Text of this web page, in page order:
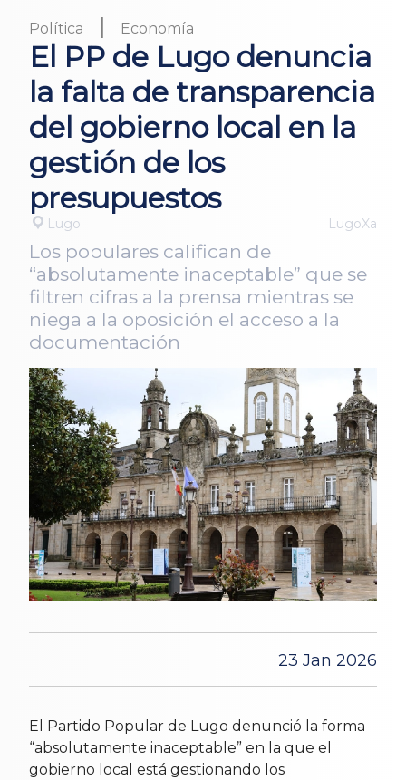
Política | Economía
El PP de Lugo denuncia
la falta de transparencia
del gobierno local en la
gestión de los
presupuestos
Lugo LugoXa
Los populares califican de
“absolutamente inaceptable” que se
filtren cifras a la prensa mientras se
niega a la oposición el acceso a la
documentación
23 Jan 2026
El Partido Popular de Lugo denunció la forma
“absolutamente inaceptable” en la que el
gobierno local está gestionando los